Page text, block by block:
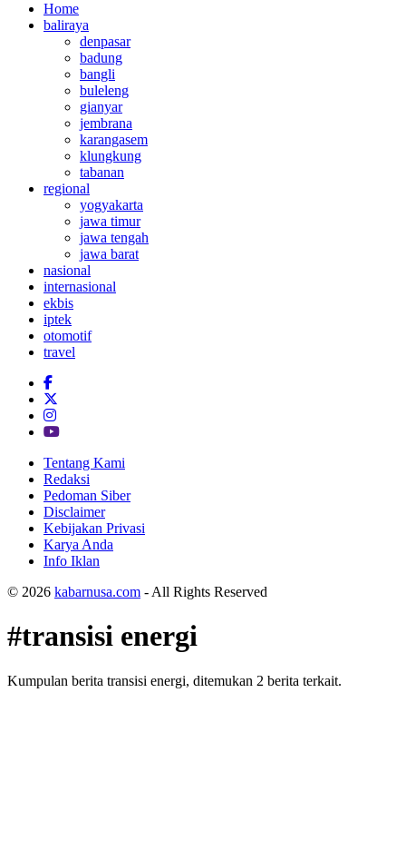
Home
baliraya
denpasar
badung
bangli
buleleng
gianyar
jembrana
karangasem
klungkung
tabanan
regional
yogyakarta
jawa timur
jawa tengah
jawa barat
nasional
internasional
ekbis
iptek
otomotif
travel
Tentang Kami
Redaksi
Pedoman Siber
Disclaimer
Kebijakan Privasi
Karya Anda
Info Iklan
© 2026 kabarnusa.com - All Rights Reserved
#transisi energi
Kumpulan berita transisi energi, ditemukan 2 berita terkait.